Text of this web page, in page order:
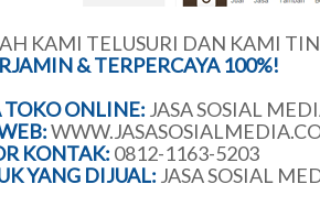
KAMI TELUSURI DAN KAMI
& TERPERCAYA 100%!
ONLINE: JASA SOSIAL
KONTAK: 0812-1163-5203
YANG DIJUAL: JASA SOSIAL